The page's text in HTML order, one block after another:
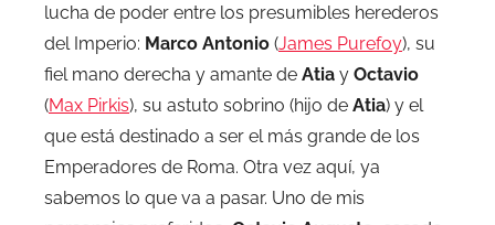
lucha de poder entre los presumibles herederos
del Imperio: Marco Antonio (James Purefoy), su
fiel mano derecha y amante de Atia y Octavio
(Max Pirkis), su astuto sobrino (hijo de Atia) y el
que está destinado a ser el más grande de los
Emperadores de Roma. Otra vez aquí, ya
sabemos lo que va a pasar. Uno de mis